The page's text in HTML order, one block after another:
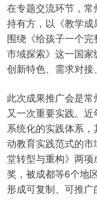
在专题交流环节，
持有方，以《教学
围绕《给孩子一个完
市域探索》这一国家
创新特色、需求对接
此次成果推广会是
又一次重要实践。
系统化的实践体系
动教育实践范式的
堂转型与重构》两
奖，被成都等6个地
形成可复制、可推广